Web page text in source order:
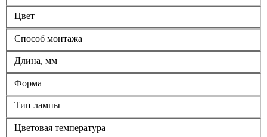
Цвет
Способ монтажа
Длина, мм
Форма
Тип лампы
Цветовая температура